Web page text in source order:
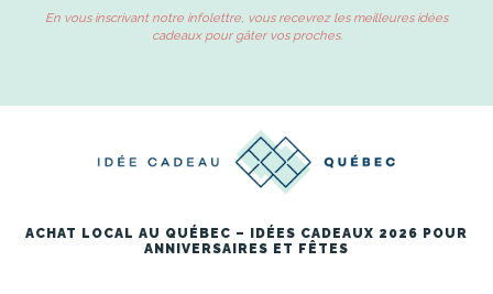
En vous inscrivant notre infolettre, vous recevrez les meilleures idées
cadeaux pour gâter vos proches.
ACHAT LOCAL AU QUÉBEC – IDÉES CADEAUX 2026 POUR
ANNIVERSAIRES ET FÊTES